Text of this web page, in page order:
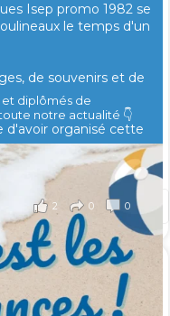
Isep promo 1982 se
le temps d'un
de souvenirs et de
d'avoir organisé cette
2 0 0
d’apprentissage 2026
les générations
et diplômés de
notre actualité 👇